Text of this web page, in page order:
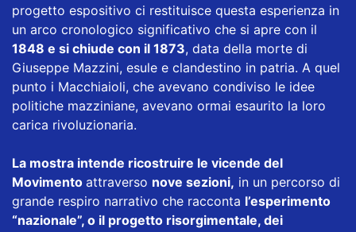
progetto espositivo ci restituisce questa esperienza in
un arco cronologico significativo che si apre con il
1848 e si chiude con il 1873, data della morte di
Giuseppe Mazzini, esule e clandestino in patria. A quel
punto i Macchiaioli, che avevano condiviso le idee
politiche mazziniane, avevano ormai esaurito la loro
carica rivoluzionaria.
La mostra intende ricostruire le vicende del
Movimento attraverso nove sezioni, in un percorso di
grande respiro narrativo che racconta l’esperimento
“nazionale”, o il progetto risorgimentale, dei